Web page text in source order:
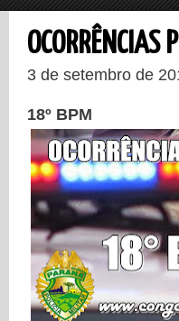
3 de setembro de
18º BPM